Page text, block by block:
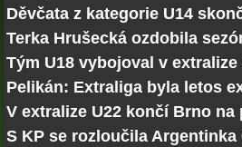
Děvčata z kategorie U14
Terka Hrušecká ozdobila
Tým U18 vybojoval v
Pelikán: Extraliga byla letos
V extralize U22 končí Brno na
S KP se rozloučila Argentinka